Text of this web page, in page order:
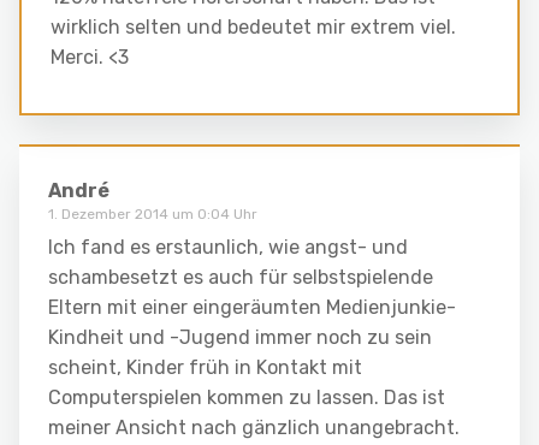
wirklich selten und bedeutet mir extrem viel.
Merci. <3
André
1. Dezember 2014 um 0:04 Uhr
Ich fand es erstaunlich, wie angst- und
schambesetzt es auch für selbstspielende
Eltern mit einer eingeräumten Medienjunkie-
Kindheit und -Jugend immer noch zu sein
scheint, Kinder früh in Kontakt mit
Computerspielen kommen zu lassen. Das ist
meiner Ansicht nach gänzlich unangebracht.